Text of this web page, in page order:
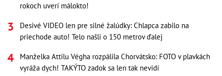
rokoch uverí málokto!
Desivé VIDEO len pre silné žalúdky: Chlapca zabilo na
priechode auto! Telo našli o 150 metrov ďalej
Manželka Attilu Végha rozpálila Chorvátsko: FOTO v plavkách
vyráža dych! TAKÝTO zadok sa len tak nevidí